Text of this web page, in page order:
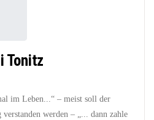
Tonitz
im Leben...“ – meist soll der
werden – „... dann zahle